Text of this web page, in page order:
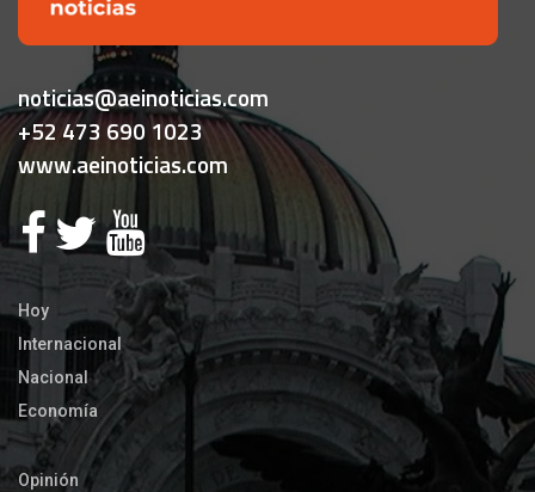
noticias@aeinoticias.com
+52 473 690 1023
www.aeinoticias.com
Hoy
Internacional
Nacional
Economía
Opinión